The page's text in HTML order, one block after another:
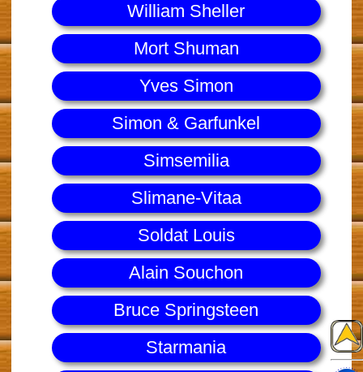
William Sheller
Mort Shuman
Yves Simon
Simon & Garfunkel
Simsemilia
Slimane-Vitaa
Soldat Louis
Alain Souchon
Bruce Springsteen
Starmania